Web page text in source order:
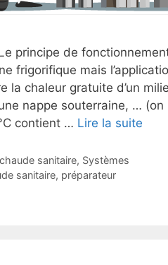
principe de
frigorifique mais
la chaleur gratuite d’un
nappe souterraine, …
contient … Lire la suite
sanitaire, Systèmes
sanitaire, préparateur